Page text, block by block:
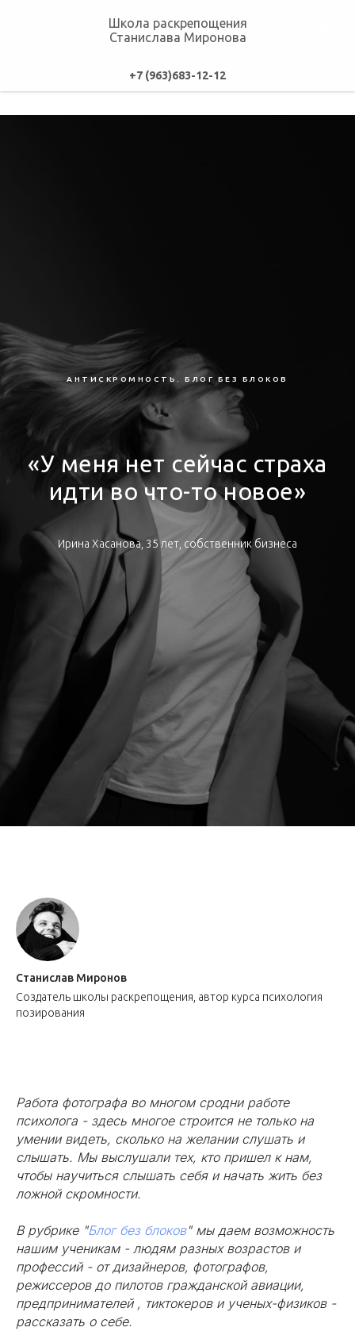
Школа раскрепощения
Станислава Миронова
+7 (963)683-12-12
АНТИСКРОМНОСТЬ. БЛОГ БЕЗ БЛОКОВ
«У меня нет сейчас страха
идти во что-то новое»
Ирина Хасанова, 35 лет, собственник бизнеса
Станислав Миронов
Создатель школы раскрепощения, автор курса психология
позирования
Работа фотографа во многом сродни работе
психолога - здесь многое строится не только на
умении видеть, сколько на желании слушать и
слышать. Мы выслушали тех, кто пришел к нам,
чтобы научиться слышать себя и начать жить без
ложной скромности.
В рубрике "Блог без блоков" мы даем возможность
нашим ученикам - людям разных возрастов и
профессий - от дизайнеров, фотографов,
режиссеров до пилотов гражданской авиации,
предпринимателей , тиктокеров и ученых-физиков -
рассказать о себе.